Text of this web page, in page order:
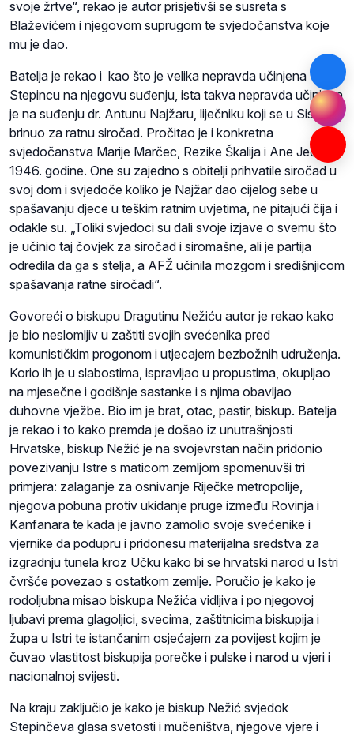
svoje žrtve“, rekao je autor prisjetivši se susreta s
Blaževićem i njegovom suprugom te svjedočanstva koje
mu je dao.
Batelja je rekao i kao što je velika nepravda učinjena
Stepincu na njegovu suđenju, ista takva nepravda učinjena
je na suđenju dr. Antunu Najžaru, liječniku koji se u Sisku
brinuo za ratnu siročad. Pročitao je i konkretna
svjedočanstva Marije Marčec, Rezike Škalija i Ane Ječko iz
1946. godine. One su zajedno s obitelji prihvatile siročad u
svoj dom i svjedoče koliko je Najžar dao cijelog sebe u
spašavanju djece u teškim ratnim uvjetima, ne pitajući čija i
odakle su. „Toliki svjedoci su dali svoje izjave o svemu što
je učinio taj čovjek za siročad i siromašne, ali je partija
odredila da ga s stelja, a AFŽ učinila mozgom i središnjicom
spašavanja ratne siročadi“.
Govoreći o biskupu Dragutinu Nežiću autor je rekao kako
je bio neslomljiv u zaštiti svojih svećenika pred
komunističkim progonom i utjecajem bezbožnih udruženja.
Korio ih je u slabostima, ispravljao u propustima, okupljao
na mjesečne i godišnje sastanke i s njima obavljao
duhovne vježbe. Bio im je brat, otac, pastir, biskup. Batelja
je rekao i to kako premda je došao iz unutrašnjosti
Hrvatske, biskup Nežić je na svojevrstan način pridonio
povezivanju Istre s maticom zemljom spomenuvši tri
primjera: zalaganje za osnivanje Riječke metropolije,
njegova pobuna protiv ukidanje pruge između Rovinja i
Kanfanara te kada je javno zamolio svoje svećenike i
vjernike da podupru i pridonesu materijalna sredstva za
izgradnju tunela kroz Učku kako bi se hrvatski narod u Istri
čvršće povezao s ostatkom zemlje. Poručio je kako je
rodoljubna misao biskupa Nežića vidljiva i po njegovoj
ljubavi prema glagoljici, svecima, zaštitnicima biskupija i
župa u Istri te istančanim osjećajem za povijest kojim je
čuvao vlastitost biskupija porečke i pulske i narod u vjeri i
nacionalnoj svijesti.
Na kraju zaključio je kako je biskup Nežić svjedok
Stepinčeva glasa svetosti i mučeništva, njegove vjere i